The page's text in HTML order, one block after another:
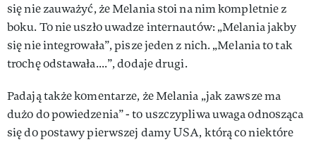
się nie zauważyć, że Melania stoi na nim kompletnie z
boku. To nie uszło uwadze internautów: „Melania jakby
się nie integrowała”, pisze jeden z nich. „Melania to tak
trochę odstawała....”, dodaje drugi.
Padają także komentarze, że Melania „jak zawsze ma
dużo do powiedzenia” - to uszczypliwa uwaga odnosząca
się do postawy pierwszej damy USA, którą co niektóre